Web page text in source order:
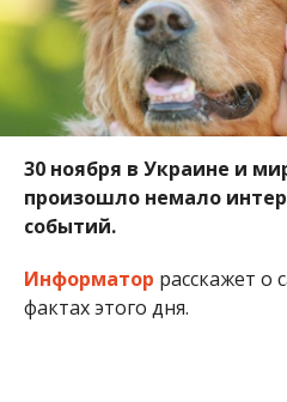
30 ноября в Украине и
произошло немало
событий.
Информатор расскажет о
фактах этого дня.